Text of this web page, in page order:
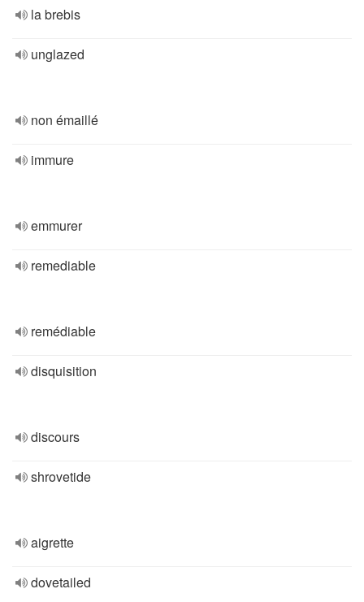
la brebis
unglazed
non émaillé
immure
emmurer
remediable
remédiable
disquisition
discours
shrovetide
aigrette
dovetailed